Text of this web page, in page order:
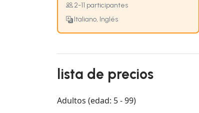
2-11 participantes
Italiano, Inglés
lista de precios
Adultos (edad: 5 - 99)